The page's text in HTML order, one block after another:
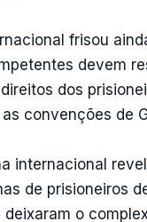
frisou
devem
dos
convenções de
internacional
de prisioneiros
deixaram o